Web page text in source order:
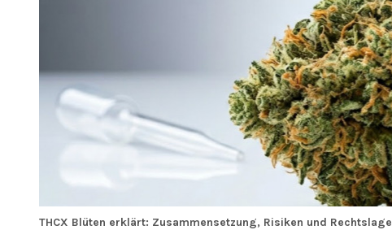
THCX Blüten erklärt: Zusammensetzung, Risiken und Rechtslage